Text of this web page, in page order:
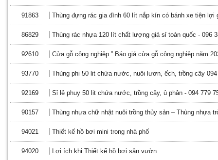
91863 Thùng đựng rác gia đình 60 lít nắp kín có bánh xe tiện lợi
86829 Thùng rác nhựa 120 lít chất lượng giá sỉ toàn quốc - 096
92610 Cửa gỗ công nghiệp ” Báo giá cửa gỗ công nghiệp năm
93770 Thùng phi 50 lit chứa nước, nuôi lươn, ếch, trồng cây 094
92169 Sỉ lẻ phuy 50 lit chứa nước, trồng cây, ủ phân - 094 779
90157 Thùng nhựa chữ nhật nuôi trồng thủy sản – Thùng nhựa
94021 Thiết kế hồ bơi mini trong nhà phố
94020 Lợi ích khi Thiết kế hồ bơi sân vườn